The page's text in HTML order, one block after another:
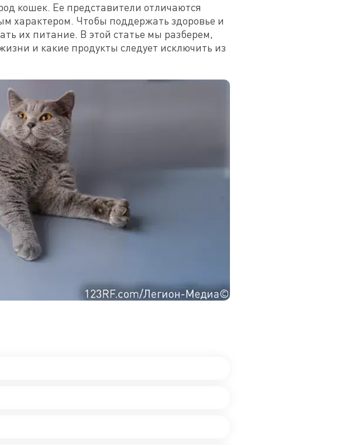
кошек. Ее представители отличаются
характером. Чтобы поддержать здоровье и
их питание. В этой статье мы разберем,
и какие продукты следует исключить из